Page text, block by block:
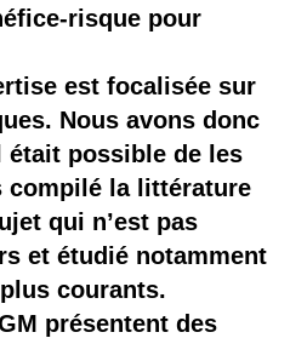
risque pour
est focalisée sur
Nous avons donc
était possible de les
compilé la littérature
qui n’est pas
et étudié notamment
courants.
présentent des